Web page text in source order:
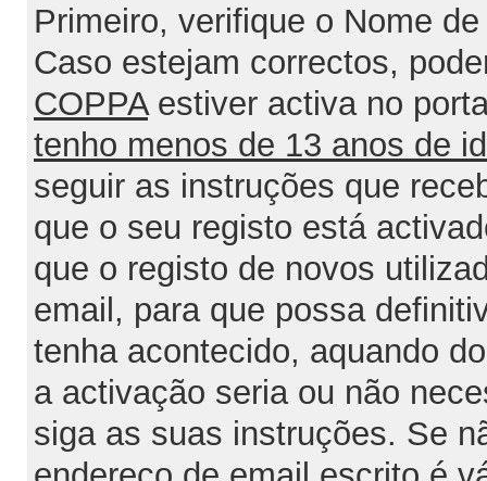
Primeiro, verifique o Nome
Caso estejam correctos,
COPPAestiver activa no
tenho menos de 13 anos de
seguir as instruções que
que o seu registo está
que o registo de novos
email, para que possa
tenha acontecido, aquando
a activação seria ou não
siga as suas instruções. Se